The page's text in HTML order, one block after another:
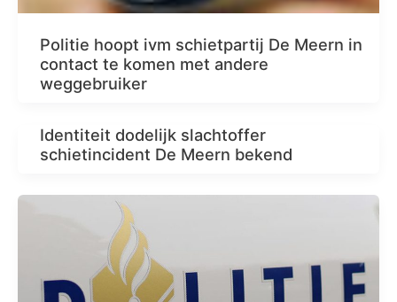
Politie hoopt ivm schietpartij De Meern in
contact te komen met andere
weggebruiker
Identiteit dodelijk slachtoffer
schietincident De Meern bekend